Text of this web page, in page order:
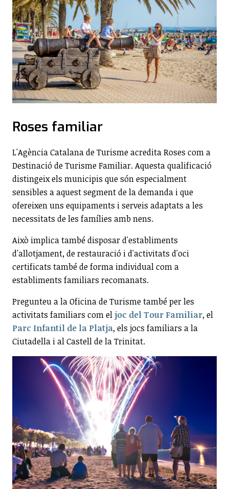
Roses familiar
L'Agència Catalana de Turisme acredita Roses com a
Destinació de Turisme Familiar. Aquesta qualificació
distingeix els municipis que són especialment
sensibles a aquest segment de la demanda i que
ofereixen uns equipaments i serveis adaptats a les
necessitats de les famílies amb nens.
Això implica també disposar d'establiments
d'allotjament, de restauració i d'activitats d'oci
certificats també de forma individual com a
establiments familiars recomanats.
Pregunteu a la Oficina de Turisme també per les
activitats familiars com eljoc del Tour Familiar, el
Parc Infantil de la Platja, els jocs familiars a la
Ciutadella i al Castell de la Trinitat.